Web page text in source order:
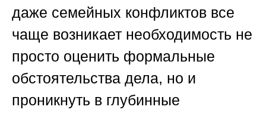
даже семейных конфликтов все
чаще возникает необходимость не
просто оценить формальные
обстоятельства дела, но и
проникнуть в глубинные